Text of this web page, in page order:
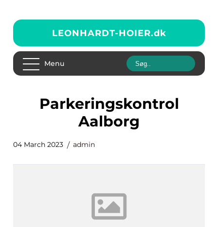
LEONHARDT-HOIER.dk
Menu
parkeringskontrol
Aalborg
04 March 2023 admin